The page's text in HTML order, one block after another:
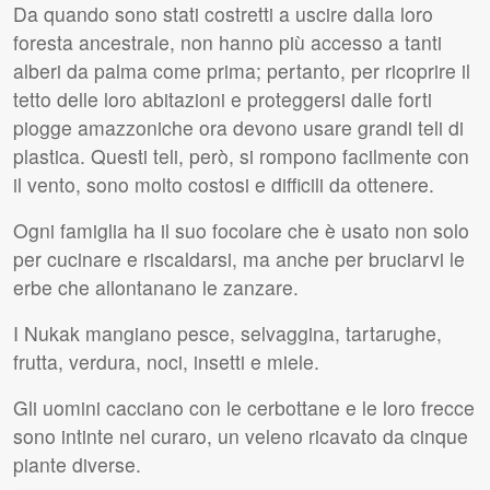
Da quando sono stati costretti a uscire dalla loro
foresta ancestrale, non hanno più accesso a tanti
alberi da palma come prima; pertanto, per ricoprire il
tetto delle loro abitazioni e proteggersi dalle forti
piogge amazzoniche ora devono usare grandi teli di
plastica. Questi teli, però, si rompono facilmente con
il vento, sono molto costosi e difficili da ottenere.
Ogni famiglia ha il suo focolare che è usato non solo
per cucinare e riscaldarsi, ma anche per bruciarvi le
erbe che allontanano le zanzare.
I Nukak mangiano pesce, selvaggina, tartarughe,
frutta, verdura, noci, insetti e miele.
Gli uomini cacciano con le cerbottane e le loro frecce
sono intinte nel curaro, un veleno ricavato da cinque
piante diverse.